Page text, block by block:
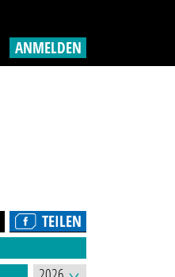
ANMELDEN
TEILEN